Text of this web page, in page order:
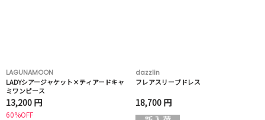
LAGUNAMOON
LADYシアージャケット×ティアードキャ
ミワンピース
13,200 円
60%OFF
dazzlin
フレアスリーブドレス
18,700 円